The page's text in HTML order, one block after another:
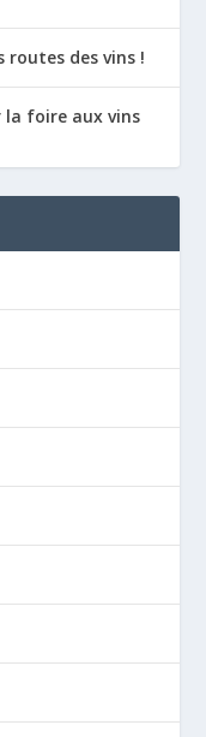
routes des vins !
la foire aux vins